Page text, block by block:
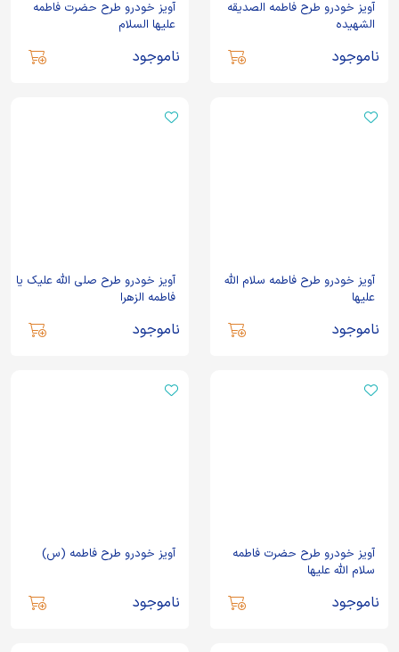
آویز خودرو طرح فاطمه الصدیقه
الشهیده
ناموجود
آویز خودرو طرح حضرت فاطمه
علیها السلام
ناموجود
آویز خودرو طرح فاطمه سلام الله
علیها
ناموجود
آویز خودرو طرح صلی الله علیک یا
فاطمه الزهرا
ناموجود
آویز خودرو طرح حضرت فاطمه
سلام الله علیها
ناموجود
آویز خودرو طرح فاطمه (س)
ناموجود